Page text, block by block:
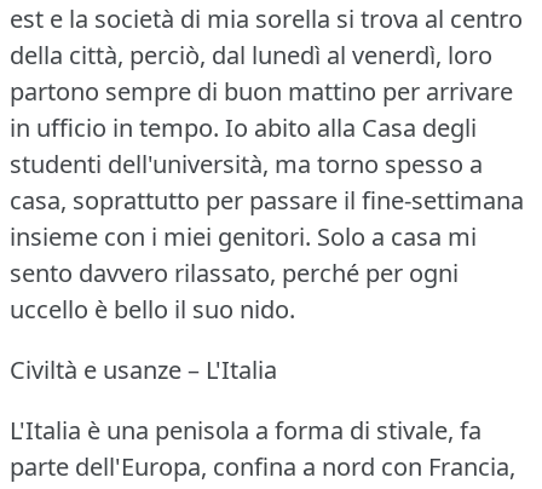
est e la società di mia sorella si trova al centro
della città, perciò, dal lunedì al venerdì, loro
partono sempre di buon mattino per arrivare
in ufficio in tempo. Io abito alla Casa degli
studenti dell'università, ma torno spesso a
casa, soprattutto per passare il fine-settimana
insieme con i miei genitori. Solo a casa mi
sento davvero rilassato, perché per ogni
uccello è bello il suo nido.
Civiltà e usanze – L'Italia
L'Italia è una penisola a forma di stivale, fa
parte dell'Europa, confina a nord con Francia,